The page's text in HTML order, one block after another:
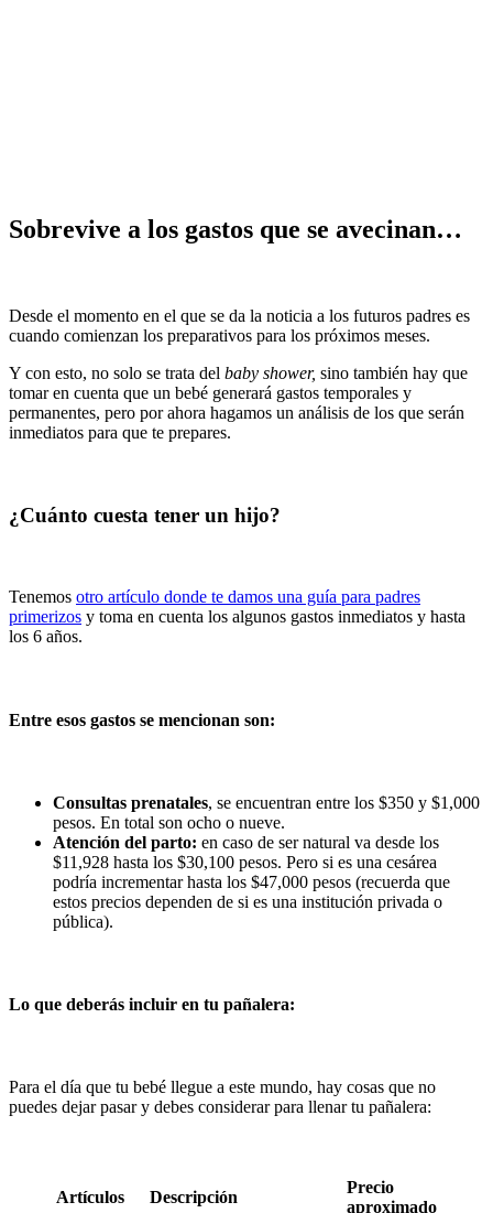
Sobrevive a los gastos que se avecinan…
Desde el momento en el que se da la noticia a los futuros padres es
cuando comienzan los preparativos para los próximos meses.
Y con esto, no solo se trata del baby shower, sino también hay que
tomar en cuenta que un bebé generará gastos temporales y
permanentes, pero por ahora hagamos un análisis de los que serán
inmediatos para que te prepares.
¿Cuánto cuesta tener un hijo?
Tenemos otro artículo donde te damos una guía para padres
primerizos y toma en cuenta los algunos gastos inmediatos y hasta
los 6 años.
Entre esos gastos se mencionan son:
Consultas prenatales, se encuentran entre los $350 y $1,000
pesos. En total son ocho o nueve.
Atención del parto: en caso de ser natural va desde los
$11,928 hasta los $30,100 pesos. Pero si es una cesárea
podría incrementar hasta los $47,000 pesos (recuerda que
estos precios dependen de si es una institución privada o
pública).
Lo que deberás incluir en tu pañalera:
Para el día que tu bebé llegue a este mundo, hay cosas que no
puedes dejar pasar y debes considerar para llenar tu pañalera:
Artículos Descripción
Precio
aproximado